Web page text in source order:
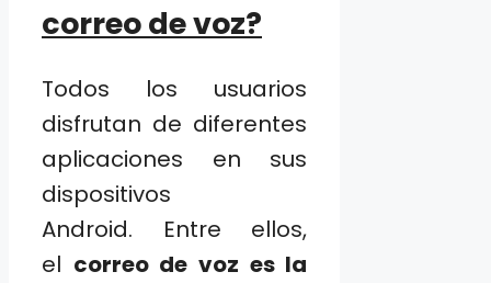
correo de voz?
Todos los usuarios
disfrutan de diferentes
aplicaciones en sus
dispositivos
Android. Entre ellos,
el correo de voz es la